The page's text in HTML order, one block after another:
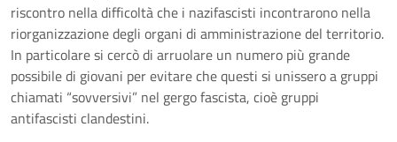
riscontro nella difficoltà che i nazifascisti incontrarono nella
riorganizzazione degli organi di amministrazione del territorio.
In particolare si cercò di arruolare un numero più grande
possibile di giovani per evitare che questi si unissero a gruppi
chiamati “sovversivi” nel gergo fascista, cioè gruppi
antifascisti clandestini.